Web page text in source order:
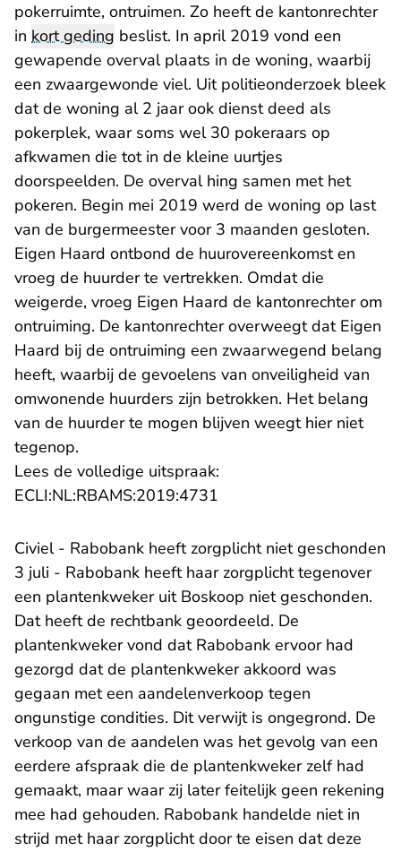
pokerruimte, ontruimen. Zo heeft de kantonrechter
in kort geding beslist. In april 2019 vond een
gewapende overval plaats in de woning, waarbij
een zwaargewonde viel. Uit politieonderzoek bleek
dat de woning al 2 jaar ook dienst deed als
pokerplek, waar soms wel 30 pokeraars op
afkwamen die tot in de kleine uurtjes
doorspeelden. De overval hing samen met het
pokeren. Begin mei 2019 werd de woning op last
van de burgermeester voor 3 maanden gesloten.
Eigen Haard ontbond de huurovereenkomst en
vroeg de huurder te vertrekken. Omdat die
weigerde, vroeg Eigen Haard de kantonrechter om
ontruiming. De kantonrechter overweegt dat Eigen
Haard bij de ontruiming een zwaarwegend belang
heeft, waarbij de gevoelens van onveiligheid van
omwonende huurders zijn betrokken. Het belang
van de huurder te mogen blijven weegt hier niet
tegenop.
Lees de volledige uitspraak:
ECLI:NL:RBAMS:2019:4731
Civiel - Rabobank heeft zorgplicht niet geschonden
3 juli - Rabobank heeft haar zorgplicht tegenover
een plantenkweker uit Boskoop niet geschonden.
Dat heeft de rechtbank geoordeeld. De
plantenkweker vond dat Rabobank ervoor had
gezorgd dat de plantenkweker akkoord was
gegaan met een aandelenverkoop tegen
ongunstige condities. Dit verwijt is ongegrond. De
verkoop van de aandelen was het gevolg van een
eerdere afspraak die de plantenkweker zelf had
gemaakt, maar waar zij later feitelijk geen rekening
mee had gehouden. Rabobank handelde niet in
strijd met haar zorgplicht door te eisen dat deze